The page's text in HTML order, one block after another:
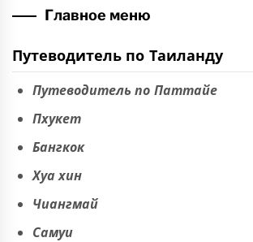
Главное меню
Путеводитель по Таиланду
Путеводитель по Паттайе
Пхукет
Бангкок
Хуа хин
Чиангмай
Самуи